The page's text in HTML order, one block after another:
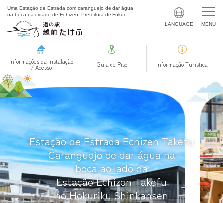
Uma Estação de Estrada com caranguejo de dar água
na boca na cidade de Echizen, Prefeitura de Fukui
Informações da Instalação
/ Acesso Guia de Piso Informação Turística
Estação de Estrada Echizen Takefu
Caranguejo de dar água na
boca ao lado da
Estação Echizen Takefu
no Hokuriku Shinkansen